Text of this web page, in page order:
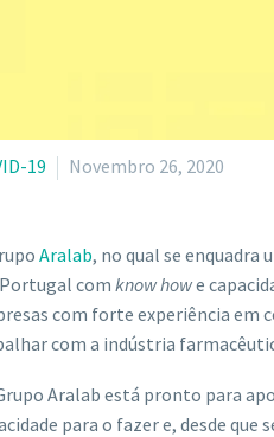
19 Novembro 26, 2020
Aralab, no qual se enquadra
com know howe
com forte experiência em
com a indústria
Aralab está pronto para
para o fazer e, desde que